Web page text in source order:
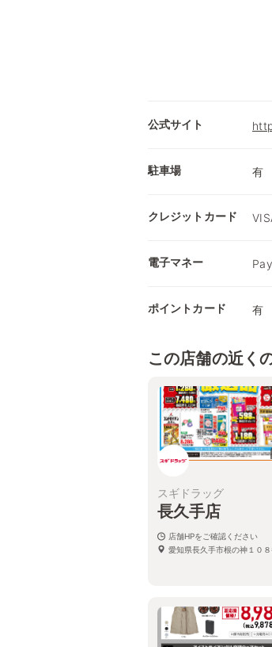
公式サイト
駐車場 有
クレジットカード
電子マネー
ポイントカード 有
この店舗の近く
スギドラッグ
長久手店
店舗HPをご確認ください
愛知県長久手市根の神１０